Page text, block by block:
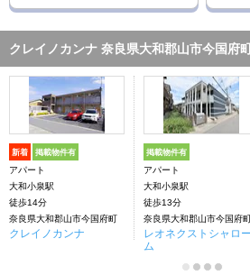
クレイノカンナ 奈良県大和郡山市今国府
新着 掲載物件有
アパート
大和小泉駅
徒歩14分
奈良県大和郡山市今国府町
クレイノカンナ
掲載物件有
アパート
大和小泉駅
徒歩13分
奈良県大和郡山市今国府
レオネクストシャロー
ム